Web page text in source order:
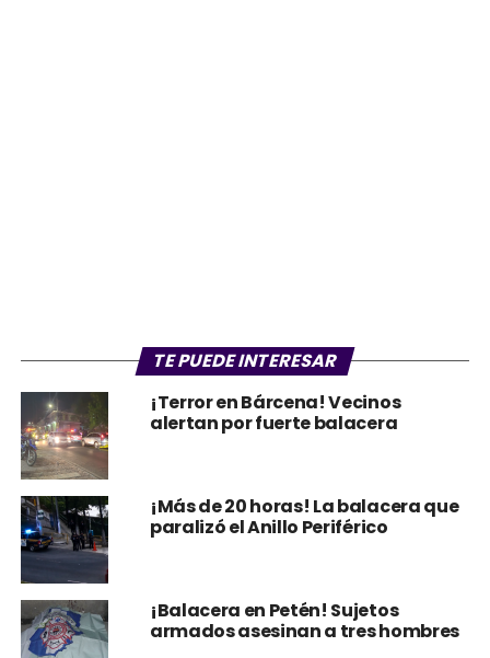
TE PUEDE INTERESAR
¡Terror en Bárcena! Vecinos
alertan por fuerte balacera
¡Más de 20 horas! La balacera que
paralizó el Anillo Periférico
¡Balacera en Petén! Sujetos
armados asesinan a tres hombres